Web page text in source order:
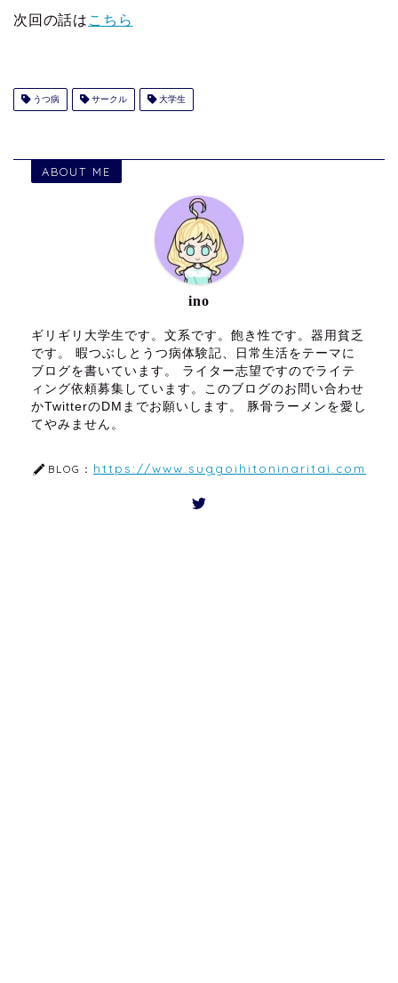
次回の話は こちら
うつ病 サークル 大学生
ABOUT ME
ino
ギリギリ大学生です。文系です。飽き性です。器用貧乏
です。 暇つぶしとうつ病体験記、日常生活をテーマに
ブログを書いています。 ライター志望ですのでライテ
ィング依頼募集しています。このブログのお問い合わせ
かTwitterのDMまでお願いします。 豚骨ラーメンを愛し
てやみません。
BLOG： https://www.suggoihitoninaritai.com